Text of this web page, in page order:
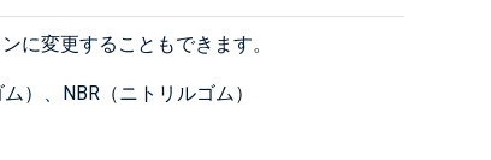
に変更することもできます。
）、NBR（ニトリルゴム）